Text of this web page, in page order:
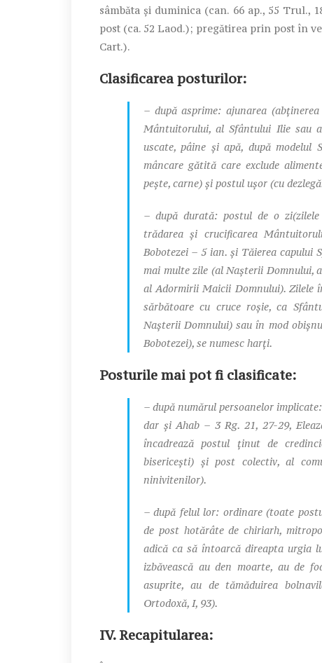
sâmbăta şi duminica (can. 66 ap., 55
post (ca. 52 Laod.); pregătirea prin post în
Cart.).
Clasificarea posturilor:
– după asprime: ajunarea
Mântuitorului, al Sfântului Ilie sau
uscate, pâine şi apă, după
mâncare gătită care exclude
peşte, carne) şi postul uşor (cu
– după durată: postul de o
trădarea şi crucificarea
Bobotezei – 5 ian. şi Tăierea capului
mai multe zile (al Naşterii Domnului,
al Adormirii Maicii Domnului). Zilele
sărbătoare cu cruce roşie, ca
Naşterii Domnului) sau în mod
Bobotezei), se numesc harţi.
Posturile mai pot fi clasificate:
– după numărul persoanelor
dar şi Ahab – 3 Rg. 21, 27-29,
încadrează postul ţinut de
bisericeşti) şi post colectiv, al
ninivitenilor).
– după felul lor: ordinare (toate
de post hotărâte de chiriarh,
adică ca să întoarcă direapta urgia
izbăvească au den moarte, au de
asuprite, au de tămăduirea
Ortodoxă, I, 93).
IV. Recapitularea: